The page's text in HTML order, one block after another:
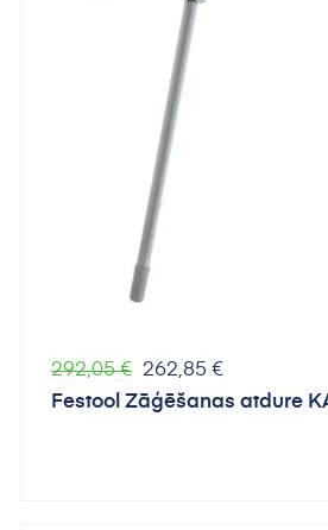
Parastā
cena
292,05 € Cena
262,85 €
Festool Zāģēšanas